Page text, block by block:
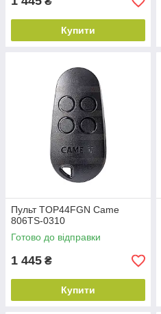
Купити
Пульт TOP44FGN Came
806TS-0310
Готово до відправки
1 445 ₴
Купити